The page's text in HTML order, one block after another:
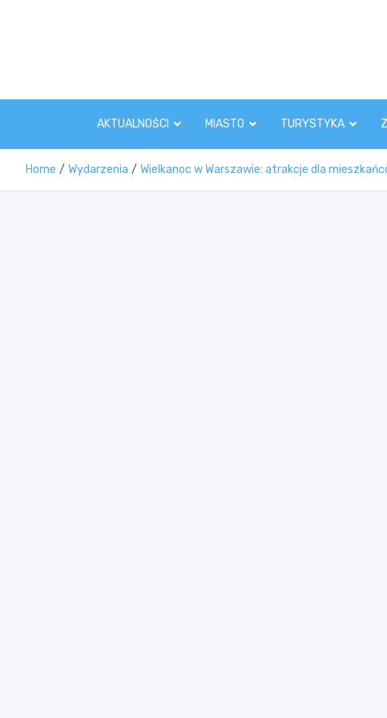
AKTUALNOŚCI MIASTO TURYSTYKA
Home Wydarzenia Wielkanoc w Warszawie: atrakcje dla